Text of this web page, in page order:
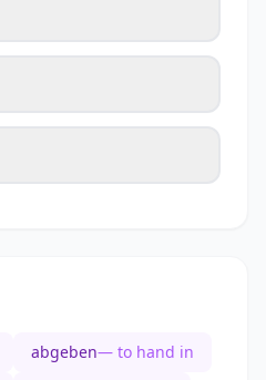
abgeben— to hand in